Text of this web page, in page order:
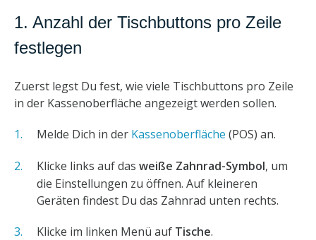
1. Anzahl der Tischbuttons pro Zeile
festlegen
Zuerst legst Du fest, wie viele Tischbuttons pro Zeile
in der Kassenoberfläche angezeigt werden sollen.
Melde Dich in der Kassenoberfläche (POS) an.
Klicke links auf das weiße Zahnrad-Symbol, um
die Einstellungen zu öffnen. Auf kleineren
Geräten findest Du das Zahnrad unten rechts.
Klicke im linken Menü auf Tische.